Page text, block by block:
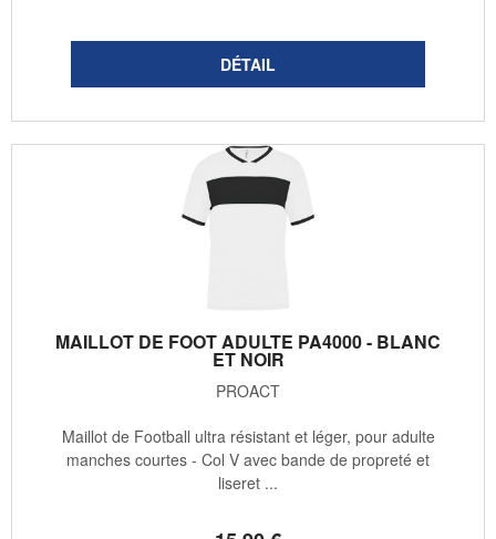
MAILLOT DE FOOT ADULTE PA4000 - BLANC
ET NOIR
PROACT
Maillot de Football ultra résistant et léger, pour adulte
manches courtes - Col V avec bande de propreté et
liseret ...